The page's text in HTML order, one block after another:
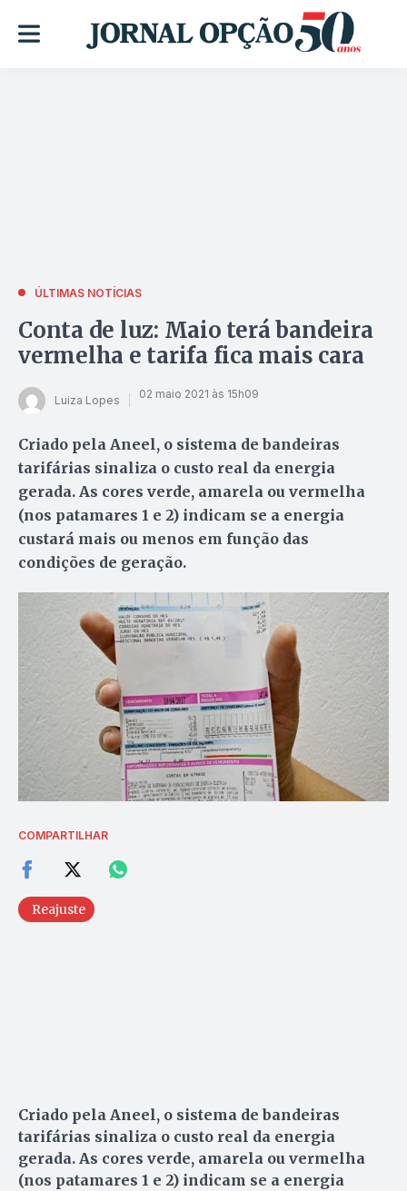
ÚLTIMAS NOTÍCIAS
Conta de luz: Maio terá bandeira
vermelha e tarifa fica mais cara
Luiza Lopes 02 maio 2021 às 15h09
Criado pela Aneel, o sistema de bandeiras
tarifárias sinaliza o custo real da energia
gerada. As cores verde, amarela ou vermelha
(nos patamares 1 e 2) indicam se a energia
custará mais ou menos em função das
condições de geração.
COMPARTILHAR
Reajuste
Criado pela Aneel, o sistema de bandeiras
tarifárias sinaliza o custo real da energia
gerada. As cores verde, amarela ou vermelha
(nos patamares 1 e 2) indicam se a energia